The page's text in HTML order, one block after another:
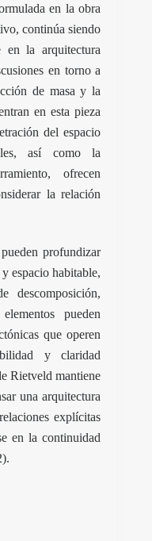
en la obra
continúa siendo
en la arquitectura
en torno a
de masa y la
en esta pieza
del espacio
así como la
ofrecen
la relación
profundizar
espacio habitable,
descomposición,
pueden
que operen
y claridad
Rietveld mantiene
una arquitectura
explícitas
en la continuidad